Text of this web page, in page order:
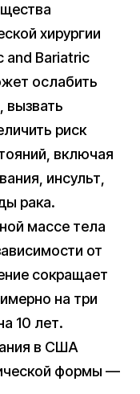
хирургии
and Bariatric
ослабить
вызвать
риск
включая
инсульт,
рака.
массе тела
от
сокращает
на три
10 лет.
в США
формы —